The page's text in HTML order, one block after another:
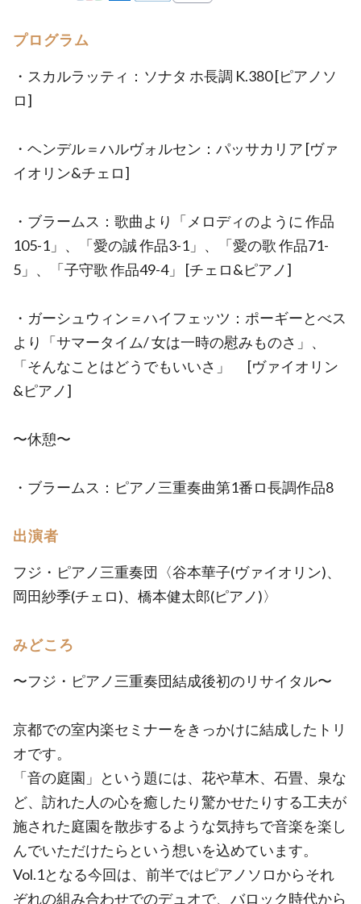
プログラム
・スカルラッティ：ソナタ ホ長調 K.380 [ピアノソ
ロ]
・ヘンデル＝ハルヴォルセン：パッサカリア [ヴァ
イオリン&チェロ]
・ブラームス：歌曲より「メロディのように 作品
105-1」、「愛の誠 作品3-1」、「愛の歌 作品71-
5」、「子守歌 作品49-4」 [チェロ&ピアノ]
・ガーシュウィン＝ハイフェッツ：ポーギーとべス
より「サマータイム/ 女は一時の慰みものさ」、
「そんなことはどうでもいいさ」 [ヴァイオリン
&ピアノ]
〜休憩〜
・ブラームス：ピアノ三重奏曲第1番ロ長調作品8
出演者
フジ・ピアノ三重奏団〈谷本華子(ヴァイオリン)、
岡田紗季(チェロ)、橋本健太郎(ピアノ)〉
みどころ
〜フジ・ピアノ三重奏団結成後初のリサイタル〜
京都での室内楽セミナーをきっかけに結成したトリ
オです。
「音の庭園」という題には、花や草木、石畳、泉な
ど、訪れた人の心を癒したり驚かせたりする工夫が
施された庭園を散歩するような気持ちで音楽を楽し
んでいただけたらという想いを込めています。
Vol.1となる今回は、前半ではピアノソロからそれ
ぞれの組み合わせでのデュオで、バロック時代から